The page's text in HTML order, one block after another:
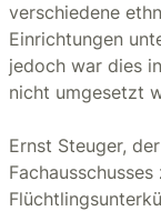
verschiedene
Einrichtungen
jedoch war dies
nicht umgesetzt
Ernst Steuger,